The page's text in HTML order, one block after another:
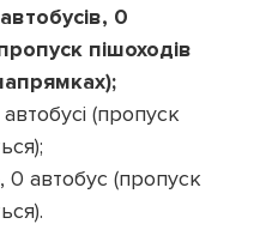
0
пішоходів
(пропуск
автобус (пропуск